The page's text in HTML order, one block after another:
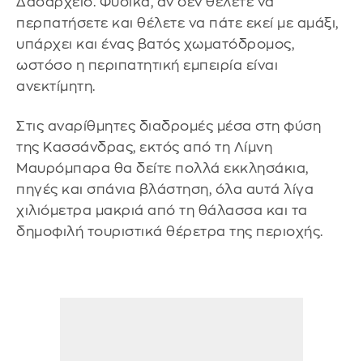
περπατήσετε και θέλετε να πάτε εκεί με αμάξι,
υπάρχει και ένας βατός χωματόδρομος,
ωστόσο η περιπατητική εμπειρία είναι
ανεκτίμητη.
Στις αναρίθμητες διαδρομές μέσα στη φύση
της Κασσάνδρας, εκτός από τη Λίμνη
Μαυρόμπαρα θα δείτε πολλά εκκλησάκια,
πηγές και σπάνια βλάστηση, όλα αυτά λίγα
χιλιόμετρα μακριά από τη θάλασσα και τα
δημοφιλή τουριστικά θέρετρα της περιοχής.